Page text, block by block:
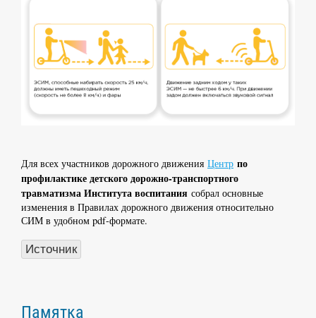
Для всех участников дорожного движения Центр по
профилактике детского дорожно-транспортного
травматизма Института воспитания собрал основные
изменения в Правилах дорожного движения относительно
СИМ в удобном pdf-формате.
Источник
Памятка